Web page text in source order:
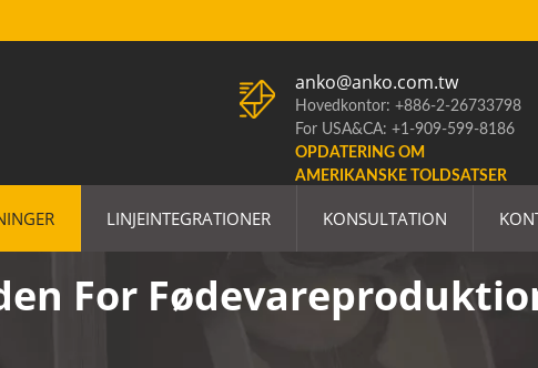
anko@anko.com.tw
Hovedkontor: +886-2-26733798
For USA&CA: +1-909-599-8186
OPDATERING OM
AMERIKANSKE TOLDSATSER
LINJEINTEGRATIONER KONSULTATION
For